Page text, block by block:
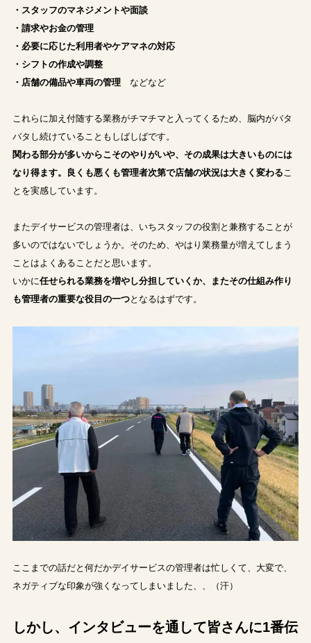
・スタッフのマネジメントや面談
・請求やお金の管理
・必要に応じた利用者やケアマネの対応
・シフトの作成や調整
・店舗の備品や車両の管理 などなど
これらに加え付随する業務がチマチマと入ってくるため、脳内がバタ
バタし続けていることもしばしばです。
関わる部分が多いからこそのやりがいや、その成果は大きいものには
なり得ます。良くも悪くも管理者次第で店舗の状況は大きく変わる こ
とを実感しています。
またデイサービスの管理者は、いちスタッフの役割と兼務することが
多いのではないでしょうか。そのため、やはり業務量が増えてしまう
ことはよくあることだと思います。
いかに任せられる業務を増やし分担していくか、またその仕組み作り
も管理者の重要な役目の一つとなるはずです。
ここまでの話だと何だかデイサービスの管理者は忙しくて、大変で、
ネガティブな印象が強くなってしまいました、、（汗）
しかし、インタビューを通して皆さんに1番伝